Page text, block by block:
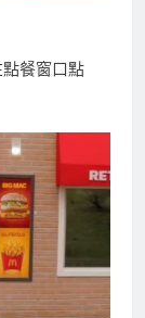
餐窗口點